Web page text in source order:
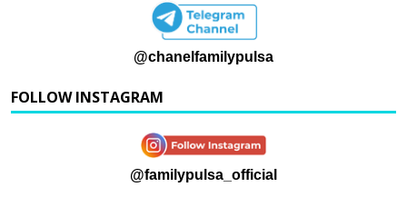
@chanelfamilypulsa
FOLLOW INSTAGRAM
@familypulsa_official